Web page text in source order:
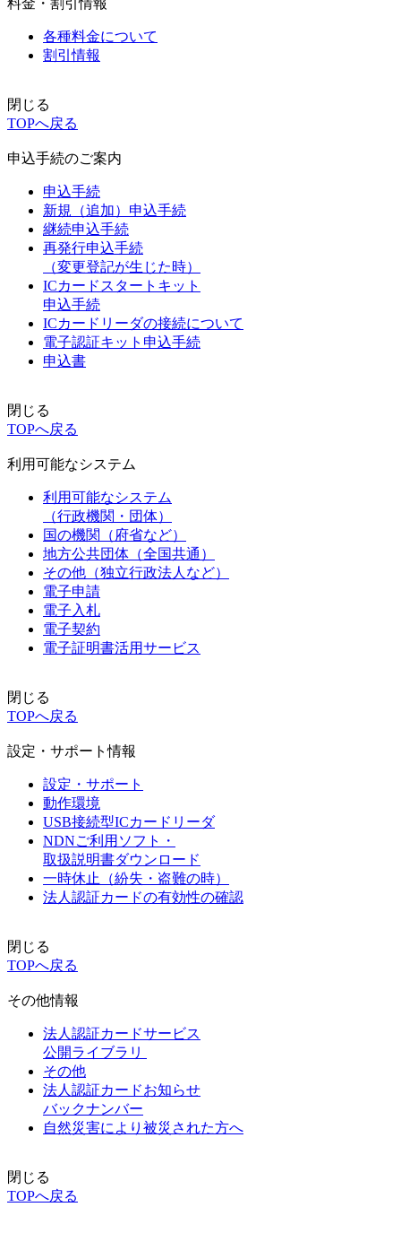
料金・割引情報
各種料金について
割引情報
閉じる
TOPへ戻る
申込手続のご案内
申込手続
新規（追加）申込手続
継続申込手続
再発行申込手続
（変更登記が生じた時）
ICカードスタートキット
申込手続
ICカードリーダの接続について
電子認証キット申込手続
申込書
閉じる
TOPへ戻る
利用可能なシステム
利用可能なシステム
（行政機関・団体）
国の機関（府省など）
地方公共団体（全国共通）
その他（独立行政法人など）
電子申請
電子入札
電子契約
電子証明書活用サービス
閉じる
TOPへ戻る
設定・サポート情報
設定・サポート
動作環境
USB接続型ICカードリーダ
NDNご利用ソフト・
取扱説明書ダウンロード
一時休止（紛失・盗難の時）
法人認証カードの有効性の確認
閉じる
TOPへ戻る
その他情報
法人認証カードサービス
公開ライブラリ
その他
法人認証カードお知らせ
バックナンバー
自然災害により被災された方へ
閉じる
TOPへ戻る